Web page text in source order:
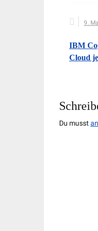
9.
IBM
Cloud
Du musst